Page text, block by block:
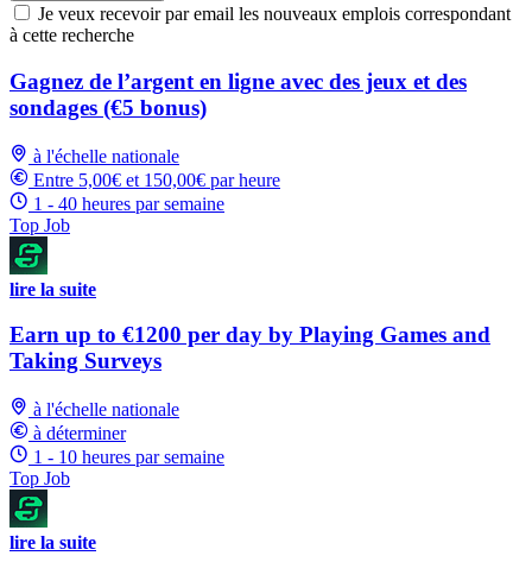
Je veux recevoir par email les nouveaux emplois correspondant
à cette recherche
Gagnez de l’argent en ligne avec des jeux et des
sondages (€5 bonus)
à l'échelle nationale
Entre 5,00€ et 150,00€ par heure
1 - 40 heures par semaine
Top Job
lire la suite
Earn up to €1200 per day by Playing Games and
Taking Surveys
à l'échelle nationale
à déterminer
1 - 10 heures par semaine
Top Job
lire la suite